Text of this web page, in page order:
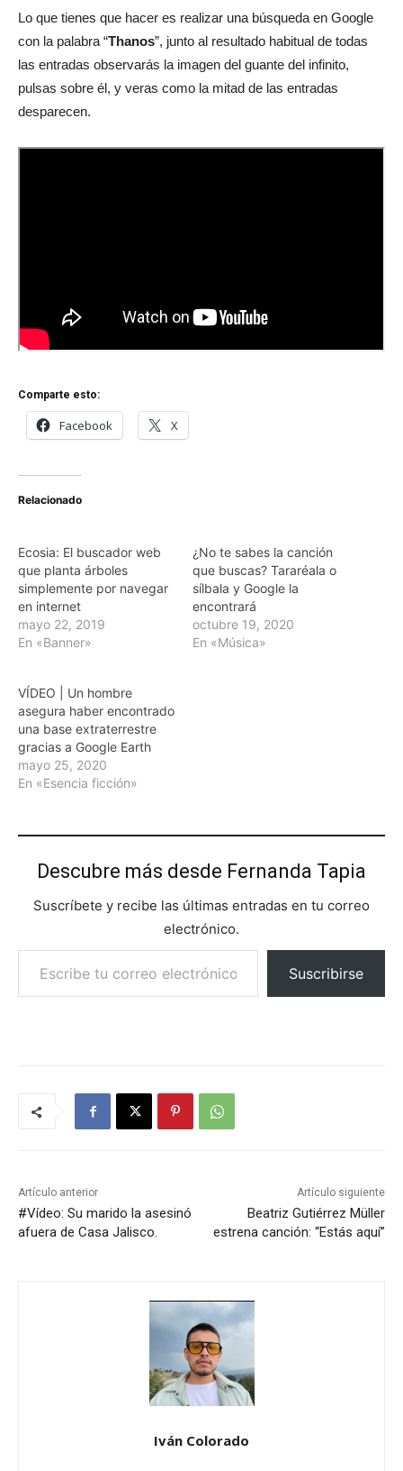
Lo que tienes que hacer es realizar una búsqueda en Google
con la palabra “Thanos”, junto al resultado habitual de todas
las entradas observarás la imagen del guante del infinito,
pulsas sobre él, y veras como la mitad de las entradas
desparecen.
Comparte esto:
Facebook X
Relacionado
Ecosia: El buscador web
que planta árboles
simplemente por navegar
en internet
mayo 22, 2019
En «Banner»
¿No te sabes la canción
que buscas? Tararéala o
sílbala y Google la
encontrará
octubre 19, 2020
En «Música»
VÍDEO | Un hombre
asegura haber encontrado
una base extraterrestre
gracias a Google Earth
mayo 25, 2020
En «Esencia ficción»
Descubre más desde Fernanda Tapia
Suscríbete y recibe las últimas entradas en tu correo
electrónico.
Escribe tu correo electrónico…
Suscribirse
Artículo anterior
#Vídeo: Su marido la asesinó
afuera de Casa Jalisco.
Artículo siguiente
Beatriz Gutiérrez Müller
estrena canción: “Estás aquí”
Iván Colorado